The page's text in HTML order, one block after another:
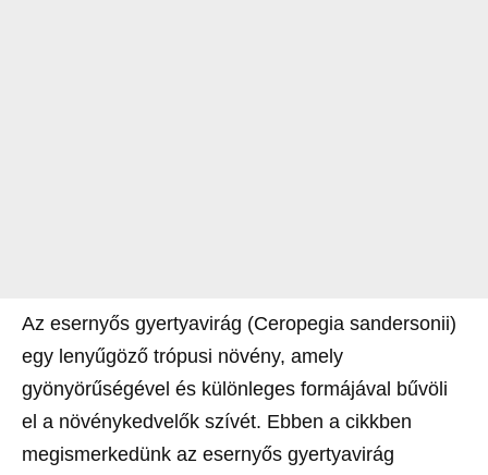
Az esernyős gyertyavirág (Ceropegia sandersonii)
egy lenyűgöző trópusi növény, amely
gyönyörűségével és különleges formájával bűvöli
el a növénykedvelők szívét. Ebben a cikkben
megismerkedünk az esernyős gyertyavirág